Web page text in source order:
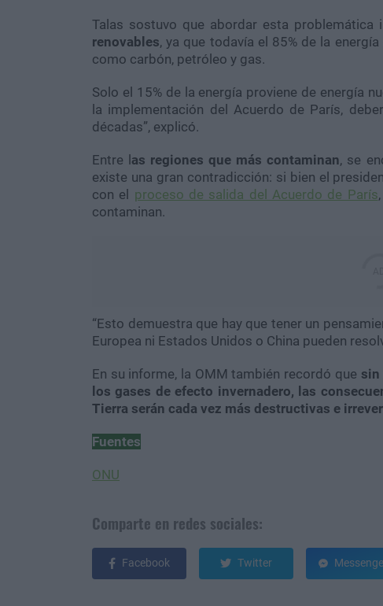
Talas sostuvo que abordar esta problemática
renovables, ya que todavía el 85% de la
como carbón, petróleo y gas.
Solo el 15% de la energía proviene de energía
la implementación del Acuerdo de París,
décadas”, explicó.
Entre las regiones que más contaminan, se
existe una gran contradicción: si bien el
con el proceso de salida del Acuerdo de París
contaminan.
“Esto demuestra que hay que tener un
Europea ni Estados Unidos o China pueden
En su informe, la OMM también recordó que sin
los gases de efecto invernadero, las
Tierra serán cada vez más destructivas e
Fuentes
ONU
Comparte en redes sociales:
Facebook Twitter